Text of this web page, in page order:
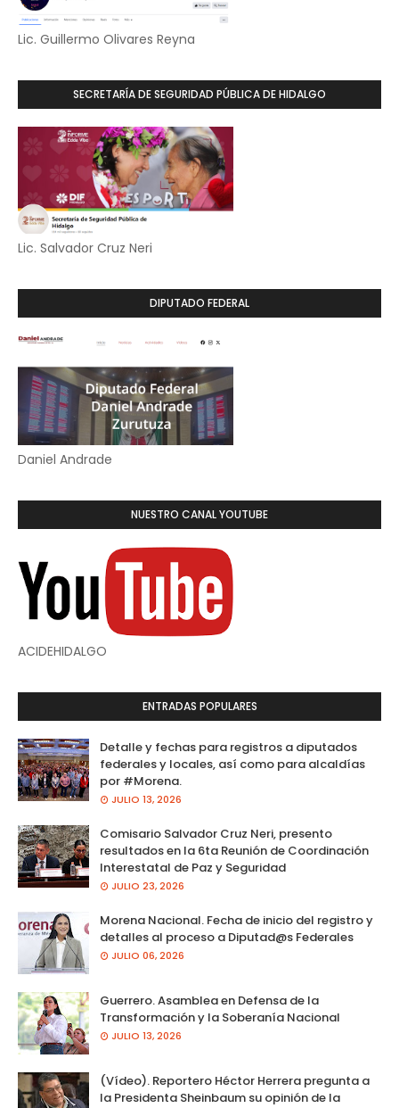
Lic. Guillermo Olivares Reyna
SECRETARÍA DE SEGURIDAD PÚBLICA DE HIDALGO
Lic. Salvador Cruz Neri
DIPUTADO FEDERAL
Daniel Andrade
NUESTRO CANAL YOUTUBE
ACIDEHIDALGO
ENTRADAS POPULARES
Detalle y fechas para registros a diputados
federales y locales, así como para alcaldías
por #Morena.
JULIO 13, 2026
Comisario Salvador Cruz Neri, presento
resultados en la 6ta Reunión de Coordinación
Interestatal de Paz y Seguridad
JULIO 23, 2026
Morena Nacional. Fecha de inicio del registro y
detalles al proceso a Diputad@s Federales
JULIO 06, 2026
Guerrero. Asamblea en Defensa de la
Transformación y la Soberanía Nacional
JULIO 13, 2026
(Vídeo). Reportero Héctor Herrera pregunta a
la Presidenta Sheinbaum su opinión de la